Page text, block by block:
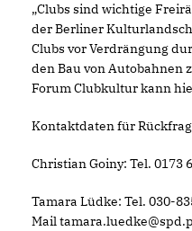
Clubs sind wichtige
der Berliner
Clubs vor Verdrängung
den Bau von Autobahnen
Forum Clubkultur kann
Kontaktdaten für
Christian Goiny: Tel. 0173
Tamara Lüdke: Tel. 030-
Mail